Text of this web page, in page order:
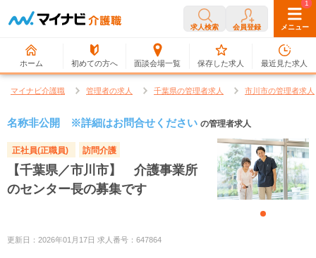
求人検索 会員登録 メニュー
ホーム 初めての方へ 面談会場一覧
0
保存した求人
1
最近見た求人
マイナビ介護職 管理者の求人 千葉県の管理者求人 市川市の管理者求人
名称非公開 ※詳細はお問合せください の管理者求人
正社員(正職員) 訪問介護
【千葉県／市川市】 介護事業所
のセンター長の募集です
更新日：2026年01月17日 求人番号：647864